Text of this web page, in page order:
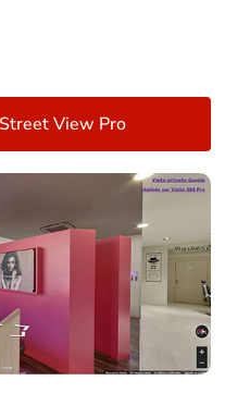
View Pro